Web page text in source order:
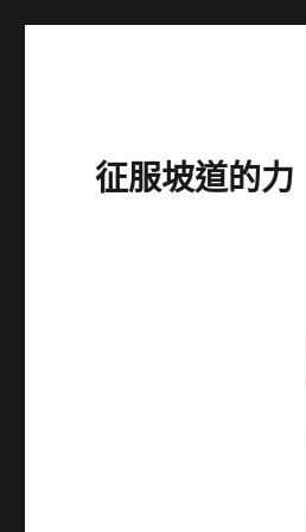
征服坡道的力